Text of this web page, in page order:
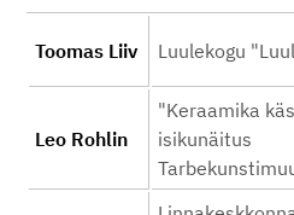
Toomas Liiv Luulekogu
Leo Rohlin
"Keraamika
isikunäitus